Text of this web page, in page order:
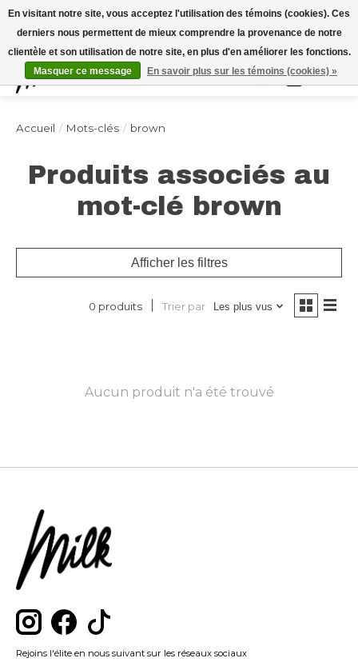
Expédition sous 48h / Livraison gratuite dès 150€ d'achats / -10% avec le code
"4MILKZOO"
Liste de
Panier
Accueil / Mots-clés / brown
Produits associés au
mot-clé brown
Afficher les filtres
0 produits Trier par Les plus vus
Aucun produit n'a été trouvé
Rejoins l'élite en nous suivant sur les réseaux sociaux
En visitant notre site, vous acceptez l'utilisation des témoins (cookies). Ces
derniers nous permettent de mieux comprendre la provenance de notre
clientèle et son utilisation de notre site, en plus d'en améliorer les fonctions.
Masquer ce message
En savoir plus sur les témoins (cookies) »